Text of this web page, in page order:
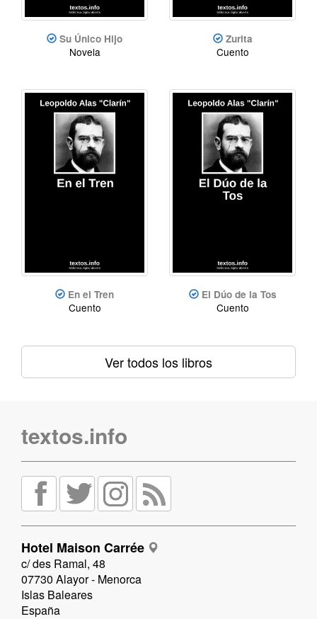
Su Único Hijo
Novela
Zurita
Cuento
En el Tren
Cuento
El Dúo de la Tos
Cuento
Ver todos los libros
textos.info
Hotel Maison Carrée
c/ des Ramal, 48
07730 Alayor - Menorca
Islas Baleares
España